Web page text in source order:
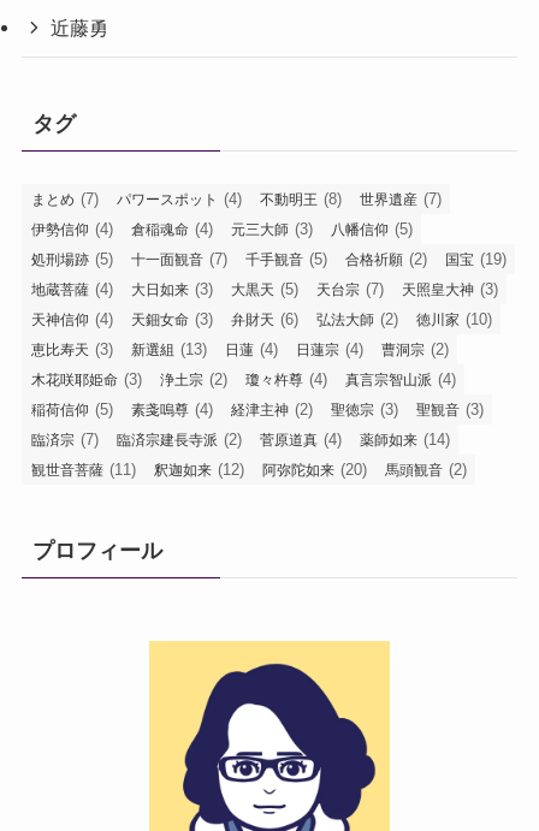
近藤勇
タグ
まとめ (7) パワースポット (4) 不動明王 (8) 世界遺産 (7)
伊勢信仰 (4) 倉稲魂命 (4) 元三大師 (3) 八幡信仰 (5)
処刑場跡 (5) 十一面観音 (7) 千手観音 (5) 合格祈願 (2) 国宝 (19)
地蔵菩薩 (4) 大日如来 (3) 大黒天 (5) 天台宗 (7) 天照皇大神 (3)
天神信仰 (4) 天鈿女命 (3) 弁財天 (6) 弘法大師 (2) 徳川家 (10)
恵比寿天 (3) 新選組 (13) 日蓮 (4) 日蓮宗 (4) 曹洞宗 (2)
木花咲耶姫命 (3) 浄土宗 (2) 瓊々杵尊 (4) 真言宗智山派 (4)
稲荷信仰 (5) 素戔嗚尊 (4) 経津主神 (2) 聖徳宗 (3) 聖観音 (3)
臨済宗 (7) 臨済宗建長寺派 (2) 菅原道真 (4) 薬師如来 (14)
観世音菩薩 (11) 釈迦如来 (12) 阿弥陀如来 (20) 馬頭観音 (2)
プロフィール